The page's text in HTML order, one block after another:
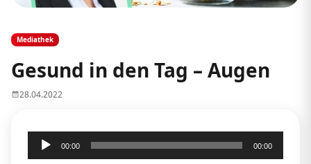
Mediathek
Gesund in den Tag – Augen
28.04.2022
Audio-
Player
00:00 00:00